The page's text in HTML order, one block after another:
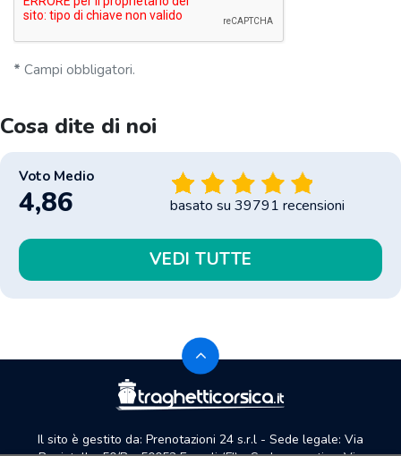
* Campi obbligatori.
Cosa dite di noi
Voto Medio
4,86 basato su39791 recensioni
VEDI TUTTE
Il sito è gestito da: Prenotazioni 24 s.r.l - Sede legale: Via